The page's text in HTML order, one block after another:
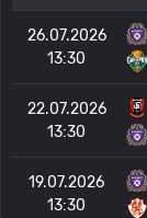
26.07.2026
13:30
22.07.2026
13:30
19.07.2026
13:30